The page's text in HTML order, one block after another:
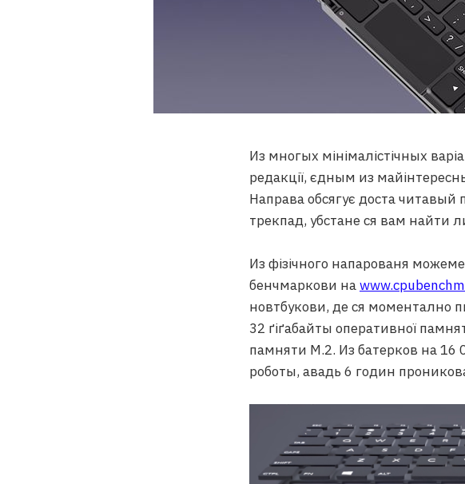
Из многых мінімалістічных
редакції, єдным из
Направа обсягує доста
трекпад, убстане ся вам найти
Из фізічного напарованя
бенчмаркови на
новтбукови, де ся моментално
32 ґіґабайты оперативної
памняти M.2. Из батерков на 16
роботы, авадь 6 годин